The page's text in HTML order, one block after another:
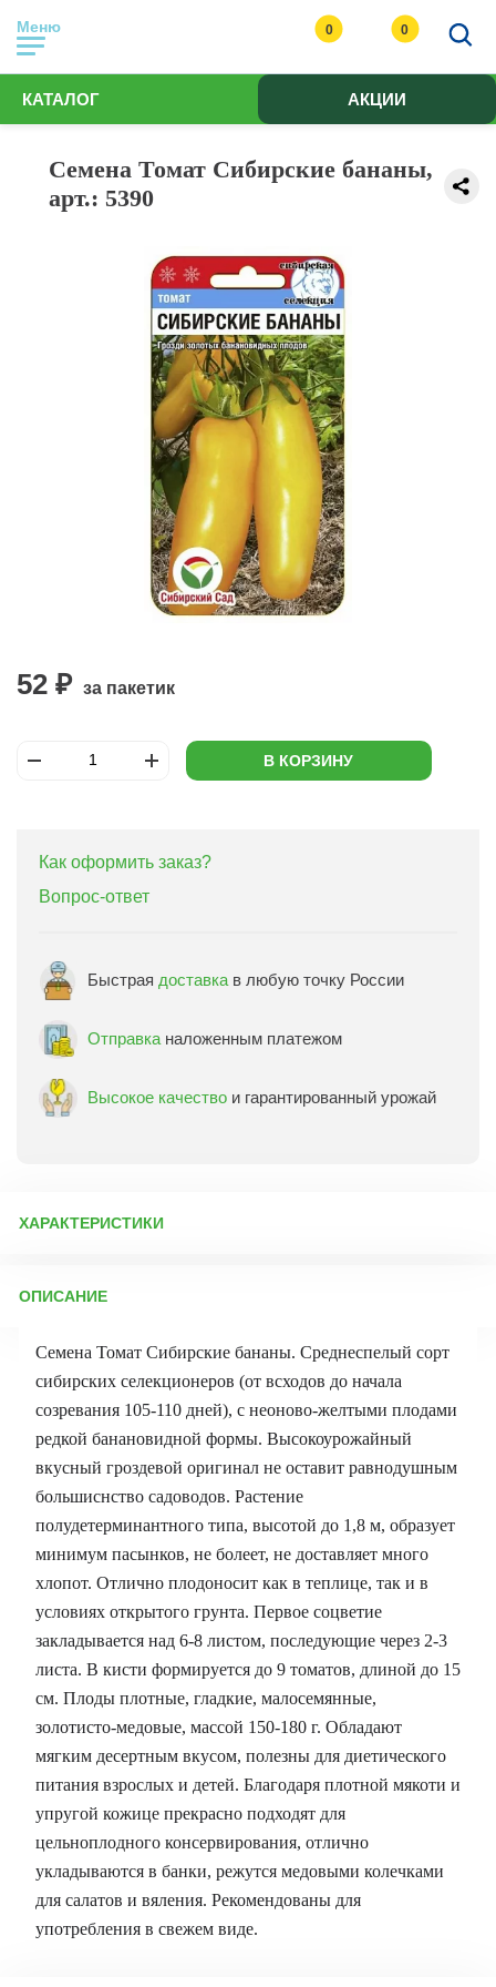
Меню 0 0
КАТАЛОГ АКЦИИ
Семена Томат Сибирские бананы,
арт.: 5390
52 ₽ за пакетик
В КОРЗИНУ
Как оформить заказ?
Вопрос-ответ
Быстрая доставка в любую точку России
Отправка наложенным платежом
Высокое качество и гарантированный урожай
ХАРАКТЕРИСТИКИ
Бренд товара:
Срок отправки:ежедневно
ОПИСАНИЕ
Семена Томат Сибирские бананы. Среднеспелый сорт
сибирских селекционеров (от всходов до начала
созревания 105-110 дней), с неоново-желтыми плодами
редкой банановидной формы. Высокоурожайный
вкусный гроздевой оригинал не оставит равнодушным
большиснство садоводов. Растение
полудетерминантного типа, высотой до 1,8 м, образует
минимум пасынков, не болеет, не доставляет много
хлопот. Отлично плодоносит как в теплице, так и в
условиях открытого грунта. Первое соцветие
закладывается над 6-8 листом, последующие через 2-3
листа. В кисти формируется до 9 томатов, длиной до 15
см. Плоды плотные, гладкие, малосемянные,
золотисто-медовые, массой 150-180 г. Обладают
мягким десертным вкусом, полезны для диетического
питания взрослых и детей. Благодаря плотной мякоти и
упругой кожице прекрасно подходят для
цельноплодного консервирования, отлично
укладываются в банки, режутся медовыми колечками
для салатов и вяления. Рекомендованы для
употребления в свежем виде.